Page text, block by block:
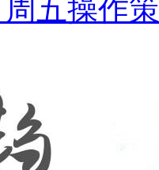
五操作